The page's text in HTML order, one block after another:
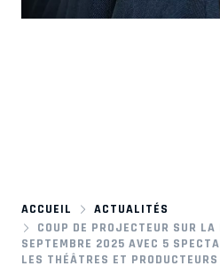
ACCUEIL
ACTUALITÉS
COUP DE PROJECTEUR SUR
SEPTEMBRE 2025 AVEC 5
LES THÉÂTRES ET